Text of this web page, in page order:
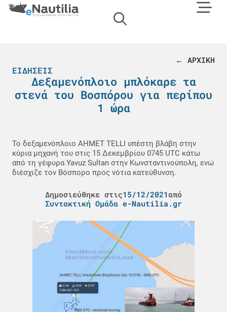
← ΑΡΧΙΚΗ
ΕΙΔΉΣΕΙΣ
Δεξαμενόπλοιο μπλόκαρε τα
στενά του Βοσπόρου για περίπου
1 ώρα
Το δεξαμενόπλοιο AHMET TELLI υπέστη βλάβη στην
κύρια μηχανή του στις 15 Δεκεμβρίου 0745 UTC κάτω
από τη γέφυρα Yavuz Sultan στην Κωνσταντινούπολη, ενώ
διέσχιζε τον Βόσπορο προς νότια κατεύθυνση.
Δημοσιεύθηκε στις15/12/2021από
Συντακτική Ομάδα e-Nautilia.gr